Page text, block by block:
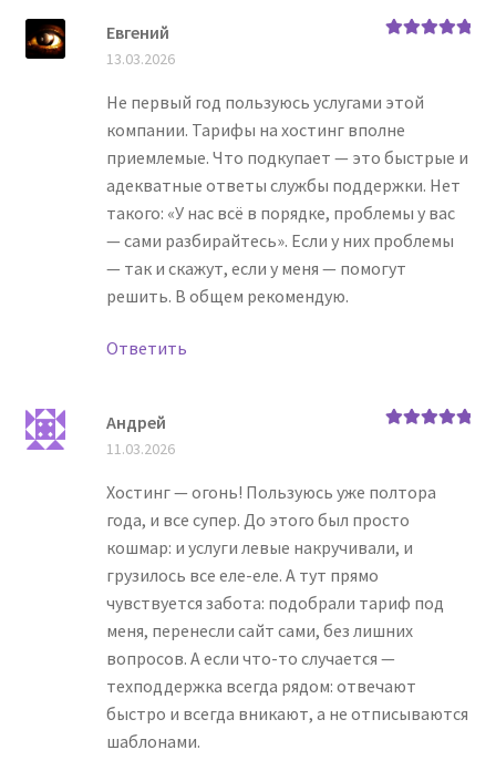
Евгений
13.03.2026
Не первый год пользуюсь услугами этой
компании. Тарифы на хостинг вполне
приемлемые. Что подкупает — это быстрые и
адекватные ответы службы поддержки. Нет
такого: «У нас всё в порядке, проблемы у вас
— сами разбирайтесь». Если у них проблемы
— так и скажут, если у меня — помогут
решить. В общем рекомендую.
Ответить
Андрей
11.03.2026
Хостинг — огонь! Пользуюсь уже полтора
года, и все супер. До этого был просто
кошмар: и услуги левые накручивали, и
грузилось все еле-еле. А тут прямо
чувствуется забота: подобрали тариф под
меня, перенесли сайт сами, без лишних
вопросов. А если что-то случается —
техподдержка всегда рядом: отвечают
быстро и всегда вникают, а не отписываются
шаблонами.